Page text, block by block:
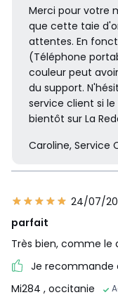
Merci pour votre
que cette taie
attentes. En
(Téléphone
couleur peut
du support.
service client si
bientôt sur La
Caroline, Service
24/07/
parfait
Très bien, comme le
Je recommande
Mi284 , occitanie